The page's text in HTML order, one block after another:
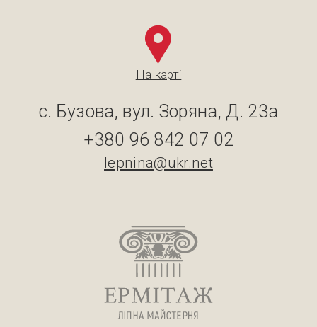
На карті
с. Бузова, вул. Зоряна, Д. 23а
+380 96 842 07 02
lepnina@ukr.net